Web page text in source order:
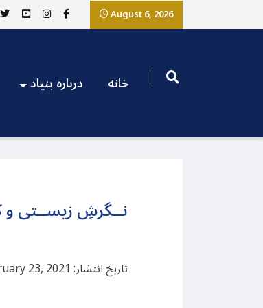
August 6, 2026
درباره بنیاد خانه
نــگرشِ زیســتی و
تاریخ انتشار: February 23, 2021